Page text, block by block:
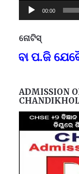
00:00
ନୋଟିସ୍
ପ.ଜି
ADMISSION